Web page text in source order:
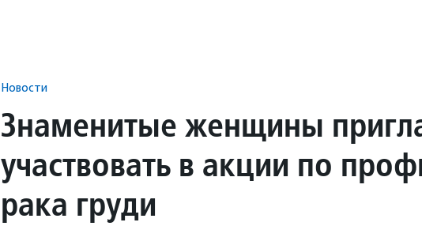
Новости
Знаменитые женщины
участвовать в акции по
рака груди